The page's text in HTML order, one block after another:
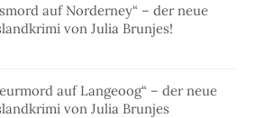
auf Norderney“ – der neue
von Julia Brunjes!
auf Langeoog“ – der neue
von Julia Brunjes